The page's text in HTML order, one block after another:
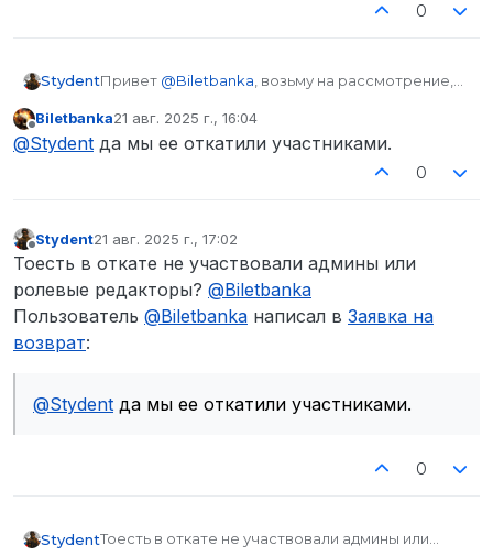
0
StydentПривет @Biletbanka, возьму на рассмотрение,
Не в сети
Biletbanka21 авг. 2025 г., 16:04
отредактировано
@Stydent да мы ее откатили участниками.
0
Stydent21 авг. 2025 г., 17:02
отредактировано
Тоесть в откате не участвовали админы или
ролевые редакторы? @Biletbanka
Пользователь @Biletbanka написал в Заявка на
возврат:
@Stydent да мы ее откатили участниками.
0
StydentТоесть в откате не участвовали админы или